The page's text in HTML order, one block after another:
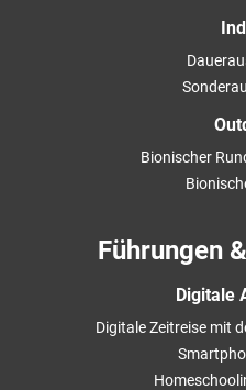
Bionischer
Führungen
Digitale
Digitale Zeitreise mit